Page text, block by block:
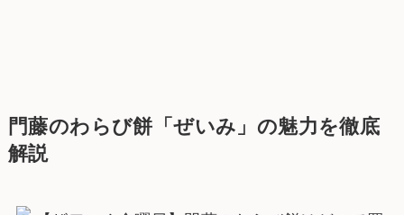
門藤のわらび餅「ぜいみ 」の魅力を徹底
解説